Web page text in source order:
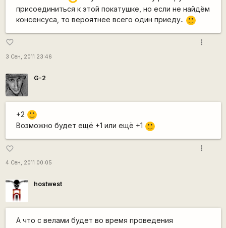
присоединиться к этой покатушке, но если не найдём
консенсуса, то вероятнее всего один приеду..
:)
favorite_border
3 Сен, 2011 23:46
more_vert
G-2
+2
:)
Возможно будет ещё +1 или ещё +1
:)
favorite_border
4 Сен, 2011 00:05
more_vert
hostwest
А что с велами будет во время проведения